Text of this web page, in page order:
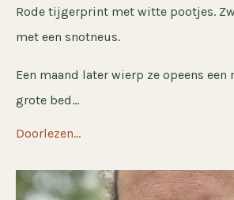
Rode tijgerprint met witte pootjes.
met een snotneus.
Een maand later wierp ze opeens een
grote bed...
Doorlezen...